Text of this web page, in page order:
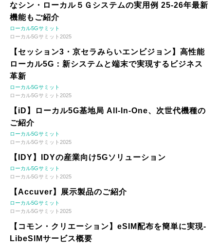
なシン・ローカル５Ｇシステムの実用例 25-26年最新
機能もご紹介
ローカル5Gサミット
ローカル5Gサミット2025
【セッション3・京セラみらいエンビジョン】高性能
ローカル5G：新システムと端末で実現するビジネス
革新
ローカル5Gサミット
ローカル5Gサミット2025
【iD】ローカル5G基地局 All-In-One、次世代機種の
ご紹介
ローカル5Gサミット
ローカル5Gサミット2025
【IDY】IDYの産業向け5Gソリューション
ローカル5Gサミット
ローカル5Gサミット2025
【Accuver】展示製品のご紹介
ローカル5Gサミット
ローカル5Gサミット2025
【コモン・クリエーション】eSIM配布を簡単に実現-
LibeSIMサービス概要